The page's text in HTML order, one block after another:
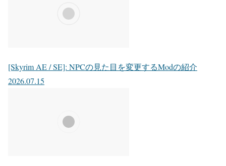
[Skyrim AE / SE]: NPCの見た目を変更するModの紹介
2026.07.15